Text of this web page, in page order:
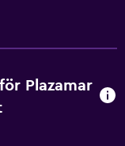
Plazamar